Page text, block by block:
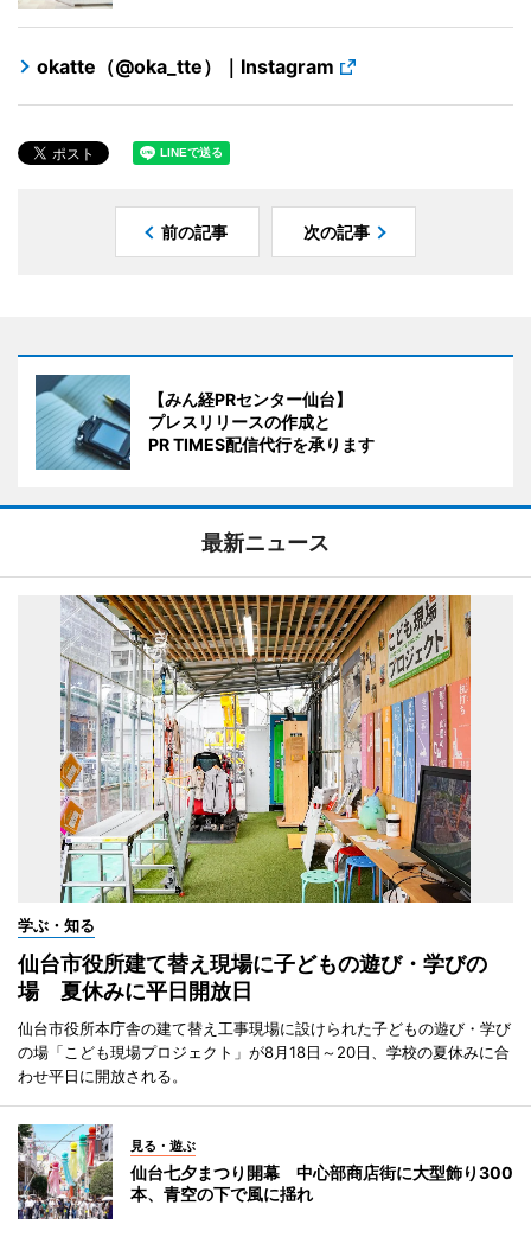
okatte（@oka_tte）｜Instagram
前の記事 次の記事
【みん経PRセンター仙台】
プレスリリースの作成と
PR TIMES配信代行を承ります
最新ニュース
学ぶ・知る
仙台市役所建て替え現場に子どもの遊び・学びの
場 夏休みに平日開放日
仙台市役所本庁舎の建て替え工事現場に設けられた子どもの遊び・学び
の場「こども現場プロジェクト」が8月18日～20日、学校の夏休みに合
わせ平日に開放される。
見る・遊ぶ
仙台七夕まつり開幕 中心部商店街に大型飾り300
本、青空の下で風に揺れ